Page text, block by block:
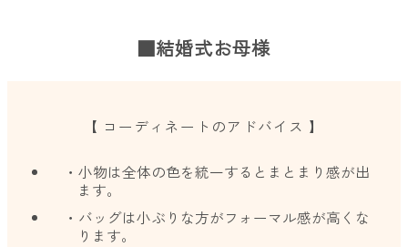
■結婚式お母様
【 コーディネートのアドバイス 】
・小物は全体の色を統一するとまとまり感が出
ます。
・バッグは小ぶりな方がフォーマル感が高くな
ります。